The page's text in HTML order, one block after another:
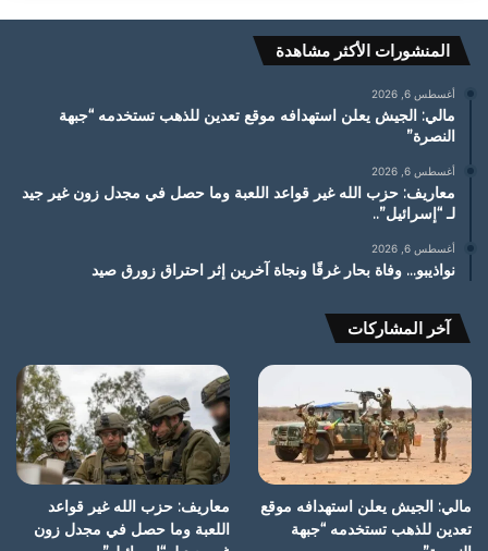
المنشورات الأكثر مشاهدة
أغسطس 6, 2026
مالي: الجيش يعلن استهدافه موقع تعدين للذهب تستخدمه “جبهة
النصرة”
أغسطس 6, 2026
معاريف: حزب الله غير قواعد اللعبة وما حصل في مجدل زون غير جيد
لـ “إسرائيل”..
أغسطس 6, 2026
نواذيبو… وفاة بحار غرقًا ونجاة آخرين إثر احتراق زورق صيد
آخر المشاركات
مالي: الجيش يعلن استهدافه موقع
تعدين للذهب تستخدمه “جبهة
معاريف: حزب الله غير قواعد
اللعبة وما حصل في مجدل زون